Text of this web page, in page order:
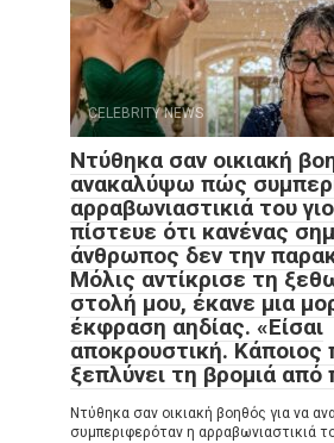
CELEBRITY NEWS
Ντύθηκα σαν οικιακή
ανακαλύψω πώς
αρραβωνιαστικιά του
πίστευε ότι κανένας
άνθρωπος δεν την
Μόλις αντίκρισε τη
στολή μου, έκανε μια
έκφραση αηδίας. «Είσαι
αποκρουστική. Κάποιος
ξεπλύνει τη βρομιά
Ντύθηκα σαν οικιακή βοηθός για να
συμπεριφερόταν η αρραβωνιαστικιά